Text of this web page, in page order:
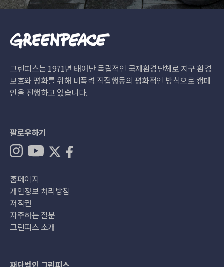
그린피스는 1971년 태어난 독립적인 국제환경단체로 지구 환경
보호와 평화를 위해 비폭력 직접행동의 평화적인 방식으로 캠페
인을 진행하고 있습니다.
팔로우하기
홈페이지
개인정보 처리방침
저작권
자주하는 질문
그린피스 소개